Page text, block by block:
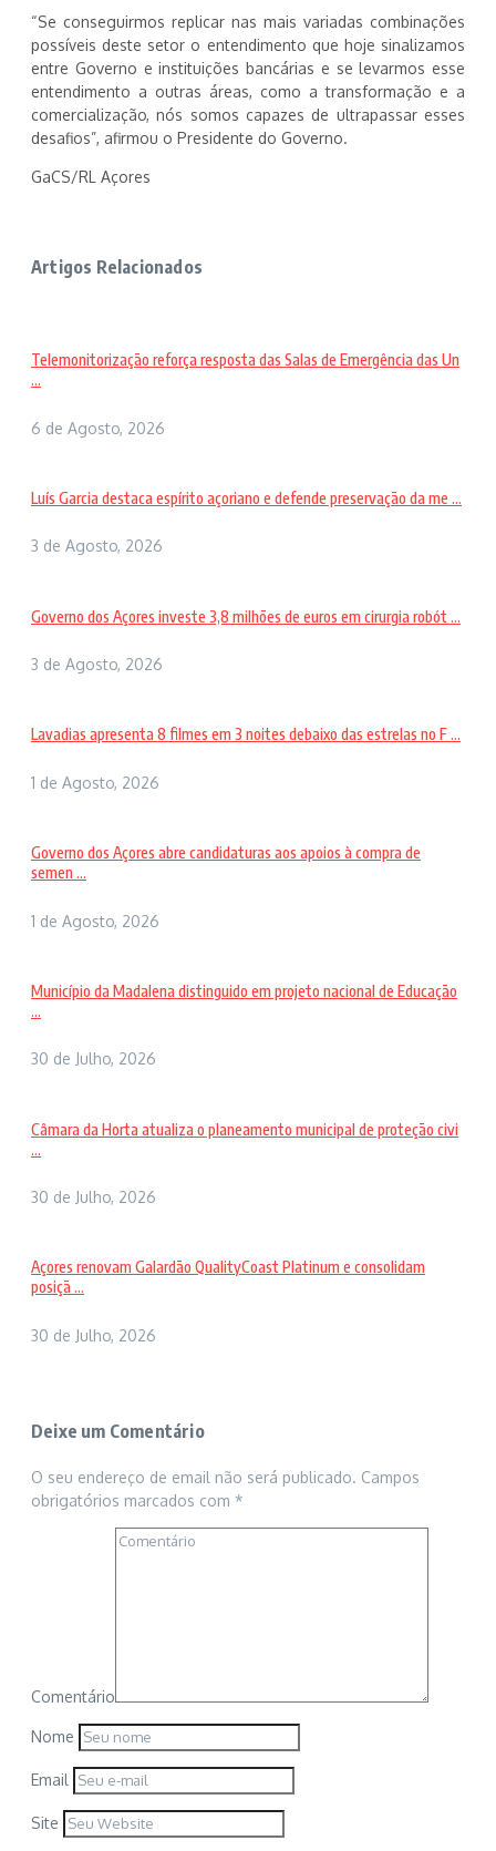
“Se conseguirmos replicar nas mais variadas combinações
possíveis deste setor o entendimento que hoje sinalizamos
entre Governo e instituições bancárias e se levarmos esse
entendimento a outras áreas, como a transformação e a
comercialização, nós somos capazes de ultrapassar esses
desafios”, afirmou o Presidente do Governo.
GaCS/RL Açores
Artigos Relacionados
Telemonitorização reforça resposta das Salas de Emergência das Un
...
6 de Agosto, 2026
Luís Garcia destaca espírito açoriano e defende preservação da me ...
3 de Agosto, 2026
Governo dos Açores investe 3,8 milhões de euros em cirurgia robót ...
3 de Agosto, 2026
Lavadias apresenta 8 filmes em 3 noites debaixo das estrelas no F ...
1 de Agosto, 2026
Governo dos Açores abre candidaturas aos apoios à compra de
semen ...
1 de Agosto, 2026
Município da Madalena distinguido em projeto nacional de Educação
...
30 de Julho, 2026
Câmara da Horta atualiza o planeamento municipal de proteção civi
...
30 de Julho, 2026
Açores renovam Galardão QualityCoast Platinum e consolidam
posiçã ...
30 de Julho, 2026
Deixe um Comentário
O seu endereço de email não será publicado. Campos
obrigatórios marcados com *
Comentário
Nome
Email
Site